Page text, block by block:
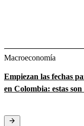
Macroeconomía
Empiezan las fechas
en Colombia: estas